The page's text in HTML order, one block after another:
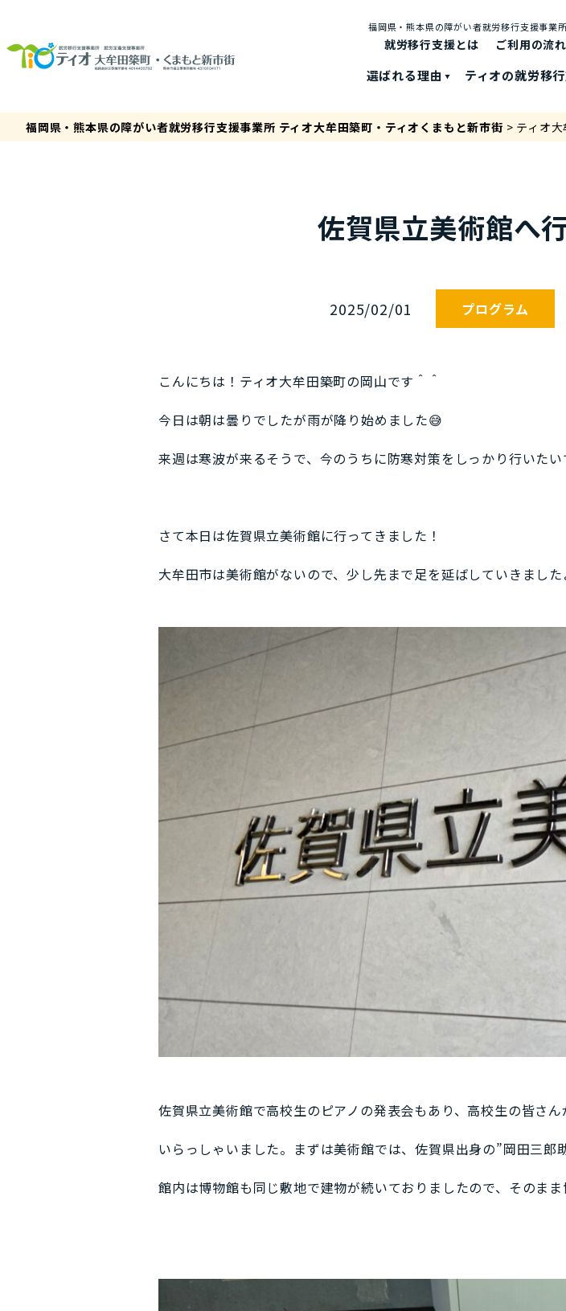
福岡県・熊本県の障がい者就労移⾏⽀援事業
就労移行支援とは ご利⽤の流れ
選ばれる理由 ティオの就労移
福岡県・熊本県の障がい者就労移行支援事業所 ティオ大牟田築町・ティオくまもと新市街 > ティオ
佐賀県立美術館へ
2025/02/01 プログラム
こんにちは！ティオ大牟田築町の岡山です＾＾
今日は朝は曇りでしたが雨が降り始めました😅
来週は寒波が来るそうで、今のうちに防寒対策をしっかり行いた
さて本日は佐賀県立美術館に行ってきました！
大牟田市は美術館がないので、少し先まで足を延ばしていきまし
佐賀県立美術館で高校生のピアノの発表会もあり、高校生の皆さん
いらっしゃいました。まずは美術館では、佐賀県出身の”岡田三
館内は博物館も同じ敷地で建物が続いておりましたので、そのま